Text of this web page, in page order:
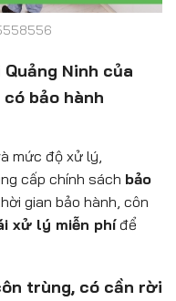
Ninh của
bảo hành
mức độ xử lý,
cấp chính sách bảo
gian bảo hành, côn
xử lý miễn phíđể
trùng, có cần rời